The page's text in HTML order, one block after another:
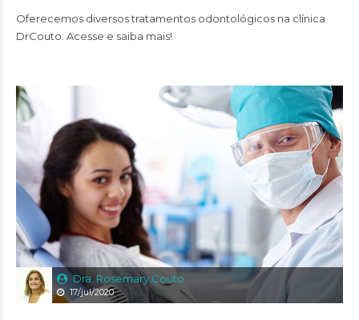
Oferecemos diversos tratamentos odontológicos na clínica
DrCouto. Acesse e saiba mais!
Dra. Rosemary Couto
17/jul/2020